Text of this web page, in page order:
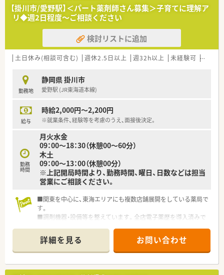
【掛川市/愛野駅】＜パート薬剤師さん募集＞子育てに理解ア
リ◆週2日程度～ご相談ください
検討リストに追加
土日休み(相談可含む) 週休2.5日以上 週32h以上 未経験可 ブラン
勤務地
静岡県 掛川市
愛野駅 (JR東海道本線)
給与
時給2,000円～2,200円
※就業条件、経験等を考慮のうえ、面接後決定。
勤務
時間
月火水金
09：00～18：30（休憩00～60分）
木土
09：00～13：00（休憩00分）
※上記開局時間より、勤務時間、曜日、日数などは担当
営業にご相談ください。
■関東を中心に、東海エリアにも複数店舗展開をしている薬局で
す。
■調剤機器・設備等を整えています。全店電子薬歴を導入済みで
■大手で、福利厚生などしっかり整っています。
詳細を見る お問い合わせ